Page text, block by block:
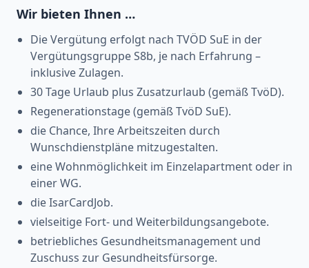
Wir bieten Ihnen …
Die Vergütung erfolgt nach TVÖD SuE in der
Vergütungsgruppe S8b, je nach Erfahrung –
inklusive Zulagen.
30 Tage Urlaub plus Zusatzurlaub (gemäß TvöD).
Regenerationstage (gemäß TvöD SuE).
die Chance, Ihre Arbeitszeiten durch
Wunschdienstpläne mitzugestalten.
eine Wohnmöglichkeit im Einzelapartment oder in
einer WG.
die IsarCardJob.
vielseitige Fort- und Weiterbildungsangebote.
betriebliches Gesundheitsmanagement und
Zuschuss zur Gesundheitsfürsorge.